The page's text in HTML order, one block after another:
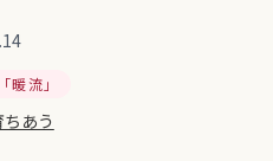
暖流」
あう